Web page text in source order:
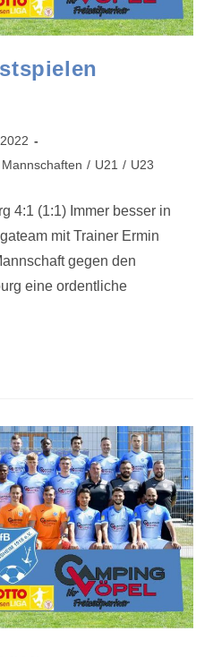
Mannschaften / U21 / U23
4:1 (1:1) Immer besser in
mit Trainer Ermin
gegen den
eine ordentliche